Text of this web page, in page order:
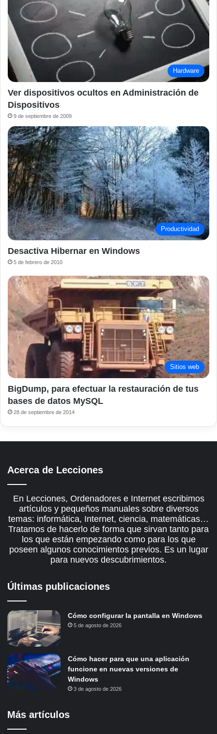
Hardware
Ver dispositivos ocultos en Administración de
Dispositivos
9 de septiembre de 2009
Productividad
Desactiva Hibernar en Windows
5 de febrero de 2010
Sitios web
BigDump, para efectuar la restauración de tus
bases de datos MySQL
28 de septiembre de 2014
Acerca de Lecciones
En Lecciones, Ordenadores e Internet escribimos
artículos y pequeños manuales sobre diversos
temas: informática, Internet, ciencia, matemáticas…
Tratamos de hacerlo de forma que sirvan tanto para
los que están empezando como para los que
poseen algunos conocimientos previos. Es un lugar
para nuevos descubrimientos.
Últimas publicaciones
Cómo configurar la pantalla en Windows
5 de agosto de 2026
Cómo hacer para que una aplicación
funcione en nuevas versiones de
Windows
3 de agosto de 2026
Más artículos